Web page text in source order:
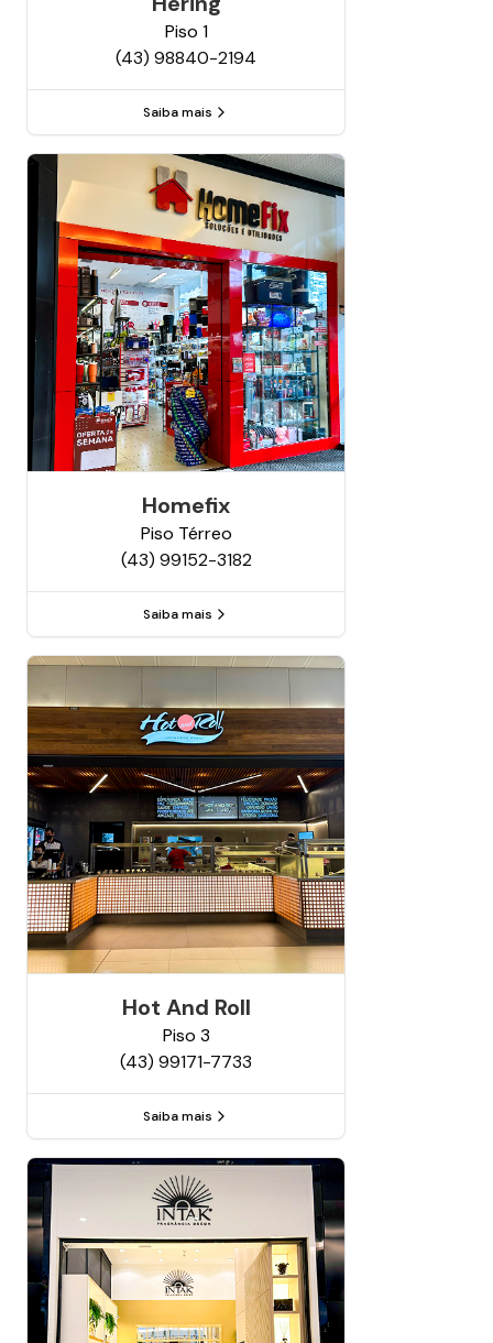
Piso 1
(43) 98840-2194
Saiba mais
Homefix
Piso Térreo
(43) 99152-3182
Saiba mais
Hot And Roll
Piso 3
(43) 99171-7733
Saiba mais